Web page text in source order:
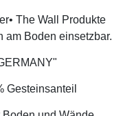
The Wall Produkte
am Boden einsetzbar.
Gesteinsanteil